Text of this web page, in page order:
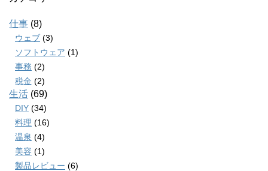
仕事 (8)
ウェブ (3)
ソフトウェア (1)
事務 (2)
税金 (2)
生活 (69)
DIY (34)
料理 (16)
温泉 (4)
美容 (1)
製品レビュー (6)